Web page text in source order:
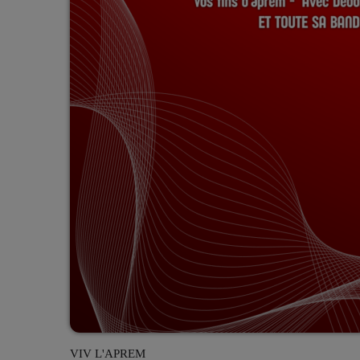
VIV L'APREM